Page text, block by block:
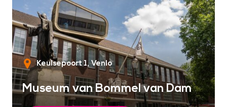
Keulsepoort 1 Venlo
Museum van Bommel van Dam